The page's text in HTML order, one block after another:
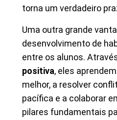
torna um verdadeiro
Uma outra grande
desenvolvimento de
entre os alunos.
positiva, eles
melhor, a resolver
pacífica e a colaborar
pilares fundamentais